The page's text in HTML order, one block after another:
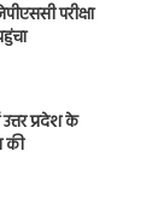
परीक्षा
प्रदेश के
की